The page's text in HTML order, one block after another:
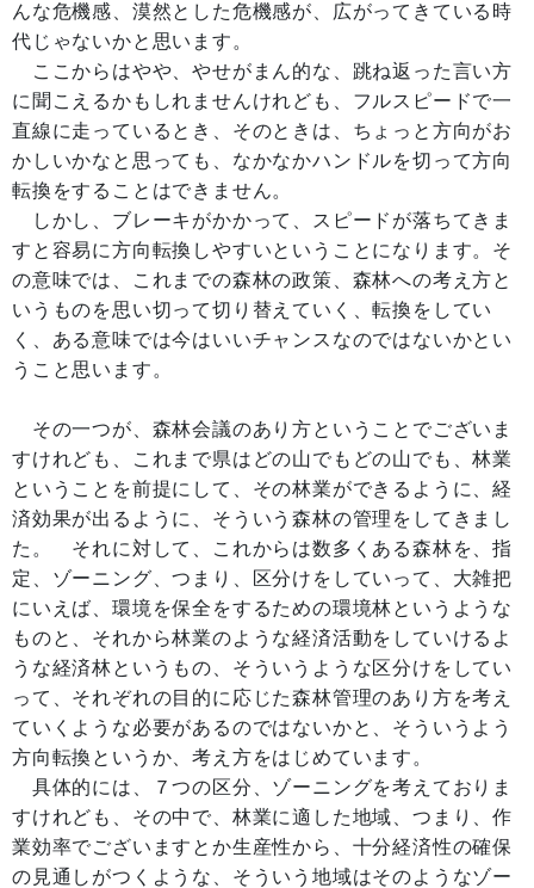
んな危機感、漠然とした危機感が、広がってきている時
代じゃないかと思います。
ここからはやや、やせがまん的な、跳ね返った言い方
に聞こえるかもしれませんけれども、フルスピードで一
直線に走っているとき、そのときは、ちょっと方向がお
かしいかなと思っても、なかなかハンドルを切って方向
転換をすることはできません。
しかし、ブレーキがかかって、スピードが落ちてきま
すと容易に方向転換しやすいということになります。そ
の意味では、これまでの森林の政策、森林への考え方と
いうものを思い切って切り替えていく、転換をしてい
く、ある意味では今はいいチャンスなのではないかとい
うこと思います。
その一つが、森林会議のあり方ということでございま
すけれども、これまで県はどの山でもどの山でも、林業
ということを前提にして、その林業ができるように、経
済効果が出るように、そういう森林の管理をしてきまし
た。 それに対して、これからは数多くある森林を、指
定、ゾーニング、つまり、区分けをしていって、大雑把
にいえば、環境を保全をするための環境林というような
ものと、それから林業のような経済活動をしていけるよ
うな経済林というもの、そういうような区分けをしてい
って、それぞれの目的に応じた森林管理のあり方を考え
ていくような必要があるのではないかと、そういうよう
方向転換というか、考え方をはじめています。
具体的には、７つの区分、ゾーニングを考えておりま
すけれども、その中で、林業に適した地域、つまり、作
業効率でございますとか生産性から、十分経済性の確保
の見通しがつくような、そういう地域はそのようなゾー